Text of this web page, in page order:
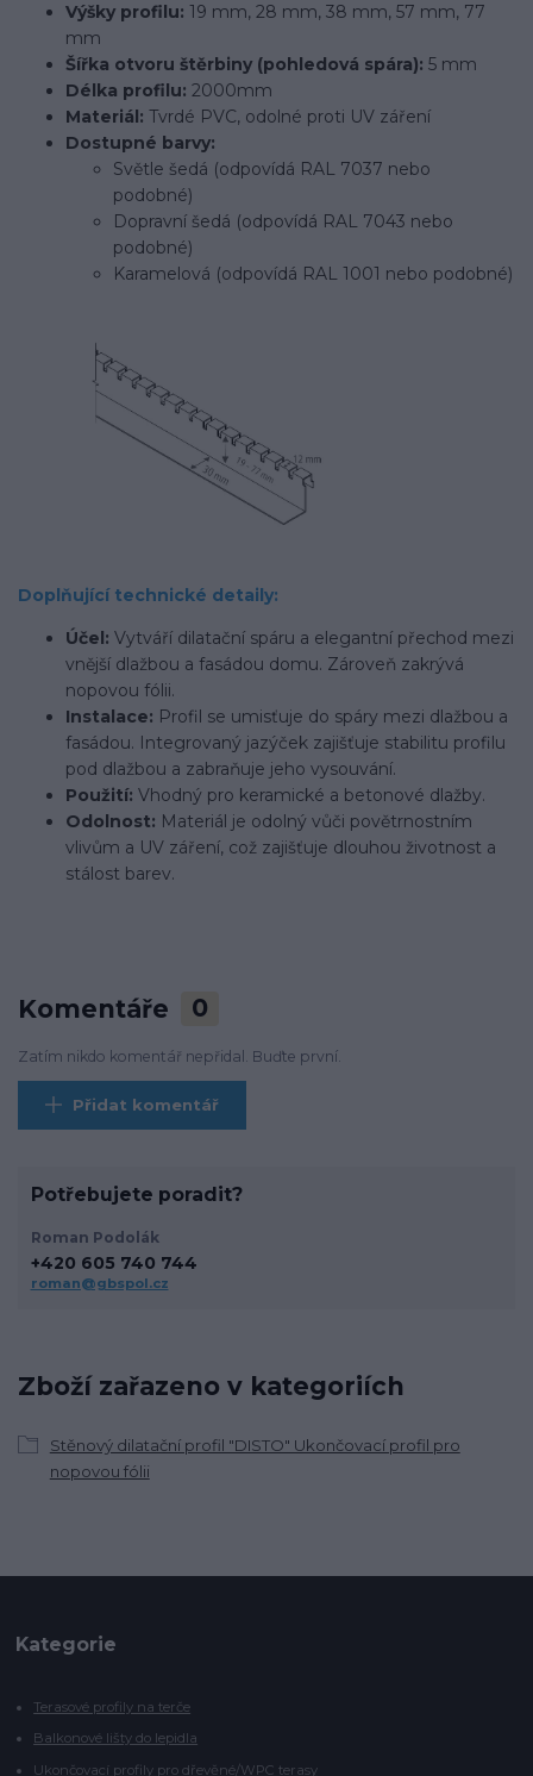
Výšky profilu: 19 mm, 28 mm, 38 mm, 57 mm, 77
mm
Šířka otvoru štěrbiny (pohledová spára): 5 mm
Délka profilu: 2000mm
Materiál: Tvrdé PVC, odolné proti UV záření
Dostupné barvy:
Světle šedá (odpovídá RAL 7037 nebo
podobné)
Dopravní šedá (odpovídá RAL 7043 nebo
podobné)
Karamelová (odpovídá RAL 1001 nebo podobné)
Doplňující technické detaily:
Účel: Vytváří dilatační spáru a elegantní přechod mezi
vnější dlažbou a fasádou domu. Zároveň zakrývá
nopovou fólii.
Instalace: Profil se umisťuje do spáry mezi dlažbou a
fasádou. Integrovaný jazýček zajišťuje stabilitu profilu
pod dlažbou a zabraňuje jeho vysouvání.
Použití: Vhodný pro keramické a betonové dlažby.
Odolnost: Materiál je odolný vůči povětrnostním
vlivům a UV záření, což zajišťuje dlouhou životnost a
stálost barev.
Komentáře 0
Zatím nikdo komentář nepřidal. Buďte první.
Přidat komentář
Zboží zařazeno v kategoriích
Stěnový dilatační profil "DISTO" Ukončovací profil pro
nopovou fólii
Potřebujete poradit?
Roman Podolák
+420 605 740 744
roman@gbspol.cz
Kategorie
Terasové profily na terče
Balkonové lišty do lepidla
Ukončovací profily pro dřevěné/WPC terasy